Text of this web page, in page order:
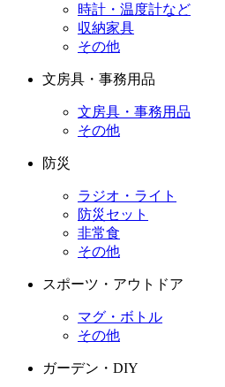
時計・温度計など
収納家具
その他
文房具・事務用品
文房具・事務用品
その他
防災
ラジオ・ライト
防災セット
非常食
その他
スポーツ・アウトドア
マグ・ボトル
その他
ガーデン・DIY